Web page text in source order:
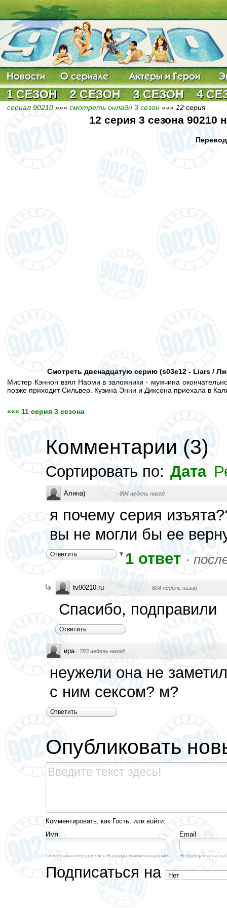
1 СЕЗОН 2 СЕЗОН 3 СЕЗОН 4
сериал 90210 »»» смотреть онлайн 3 сезон »»» 12 серия
12 серия 3 сезона 90210
Смотреть двенадцатую серию (s03e12 - Liars /
Мистер Кэннон взял Наоми в заложники - мужчина
позже приходит Сильвер. Кузина Энни и Диксона приехала в
««« 11 серия 3 сезона
Комментарии (3)
Сортировать по: Дата
Алина) · 804 недель назад
я почему серия
вы не могли бы ее
Ответить 1 ответ ·
tv90210.ru · 804 недель назад
Спасибо, подправили
Ответить
ира · 783 недель назад
неужели она не
с ним сексом? м?
Ответить
Опубликовать
Комментировать, как Гость, или войти:
Имя
Email
Отображается рядом с Вашими комментариями Недоступен на
Подписаться на